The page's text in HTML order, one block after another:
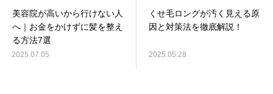
美容院が高いから行けない人
へ｜お金をかけずに髪を整え
る方法7選
2025.07.05
くせ毛ロングが汚く見える原
因と対策法を徹底解説！
2025.05.28